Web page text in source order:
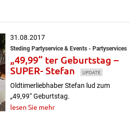
31.08.2017
Steding Partyservice & Events - Partyservices
„49,99“ ter Geburtstag –
SUPER- Stefan
UPDATE
Oldtimerliebhaber Stefan lud zum
„49,99“ Geburtstag.
lesen Sie mehr